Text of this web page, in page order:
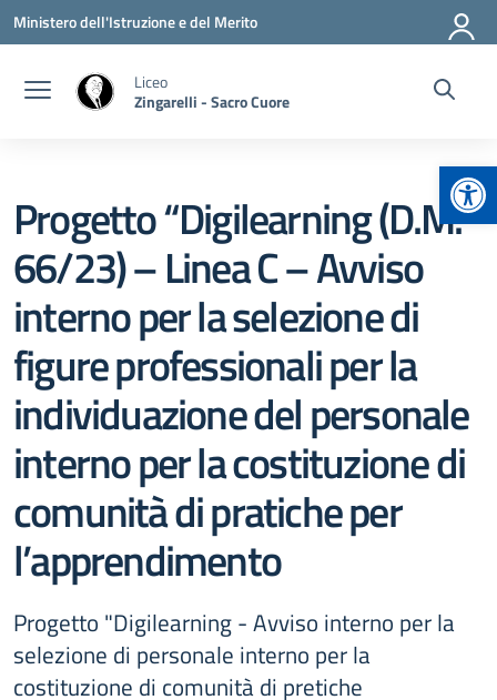
Vai ai contenuti
Vai al menu di navigazione
Vai al footer
Ministero dell'Istruzione e del Merito
Liceo
Zingarelli - Sacro Cuore
Progetto “Digilearning (D.M.
66/23) – Linea C – Avviso
interno per la selezione di
figure professionali per la
individuazione del personale
interno per la costituzione di
comunità di pratiche per
l’apprendimento
Progetto "Digilearning - Avviso interno per la
selezione di personale interno per la
costituzione di comunità di pretiche